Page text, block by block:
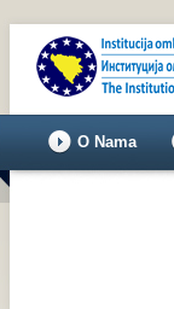
O Nama